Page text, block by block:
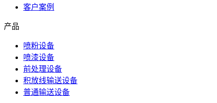
客户案例
产品
喷粉设备
喷漆设备
前处理设备
积放线输送设备
普通输送设备